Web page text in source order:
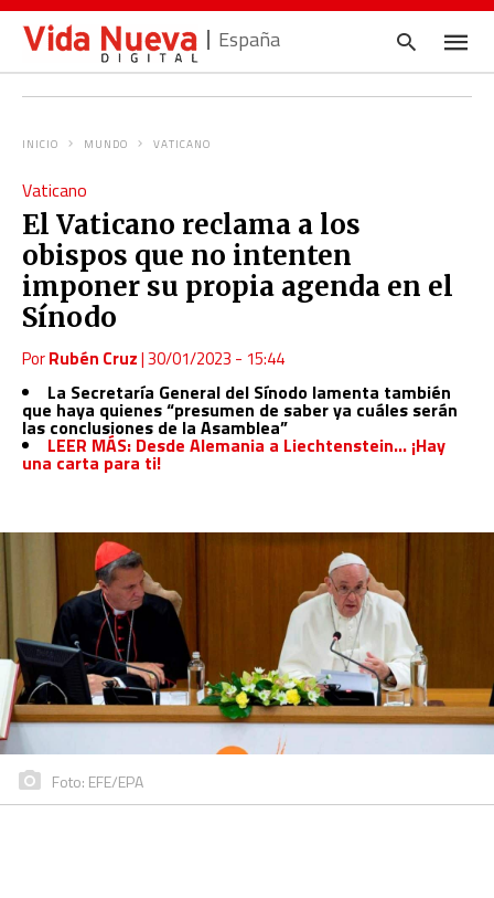
España
INICIO MUNDO VATICANO
Vaticano
El Vaticano reclama a los
obispos que no intenten
imponer su propia agenda en el
Sínodo
PorRubén Cruz|30/01/2023 - 15:44
La Secretaría General del Sínodo lamenta también
que haya quienes “presumen de saber ya cuáles serán
las conclusiones de la Asamblea”
LEER MÁS: Desde Alemania a Liechtenstein… ¡Hay
una carta para ti!
Foto: EFE/EPA